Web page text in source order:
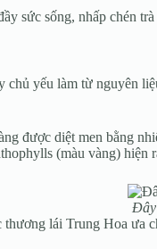
sức sống, nhấp chén
yếu làm từ nguyên
được diệt men bằng
(màu vàng) hiện
Đây
lái Trung Hoa ưa